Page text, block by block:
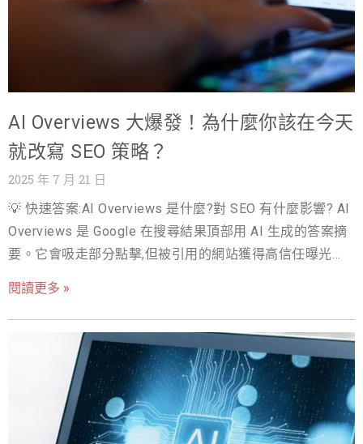
語言模型，能處理文字、圖片、影音，甚至跨領域資訊。
當使用者拋出複雜或多條件問題時，AI Overview 會自動從
多個網站抓取資料，濃縮成條理清晰的答案，並附上來源
連結。對用戶來說，找資料的過程少了許多跳轉，比過去
是 Gemini 模型的多模態理解與生成能力。它不只懂文字，
還能讀懂圖片、影片和表格，甚至會先拆解問題，再組合
互動更像一場對話：你可以追問、調整細節，它甚至能幫
忙做行程規劃或初步問題診斷，搜尋體驗變得像是和專家
直接溝通。 它能做什麼？ 整理複雜問題的快速摘要：規劃
一趟旅程、選購產品或學習新知時，AI Overview 會自動抓
取相關資料，提供條列清晰、脈絡完整的答案。 多模態資
動：使用者可以調整回答的深度與角度，追問細節、改變
需求，讓結果更貼近實際情況。 多種呈現格式：從清單、
表格、食譜到程式碼，AI Overview 能用結構化形式提供回
覆，讓資訊更容易被消化。 如何開啟Google AI Overvi
AI Overviews 大爆發！為什麼你該在今天
就改寫 SEO 策略？
2025 年 7 月 21 日
💡 快速答案:AI Overviews 是什麼?對 SEO 有什麼影響? AI
Overviews 是 Google 在搜尋結果頂部用 AI 生成的答案摘
要。它會吸走部分點擊,但被引用的網站獲得高信任曝光。
式段落、權威事實與品牌一致性。戰國策提供 AI SEO 佈局
服務。 Google 搜尋又進化了！最新的 AI Overviews（AI
摘要）正式在台灣開放，讓使用者不用點進網站，就能直
接看到精選答案，這對正在經營網站或內容的你，可能是
轉機，也可能是流量大地震的開端。這篇文章要帶你一次
搞懂 AI Overviews 是什麼、對 SEO 有什麼影響，還有企
業和行銷人該如何應對、調整內容策略，別等排名掉了才
閱讀更多 »